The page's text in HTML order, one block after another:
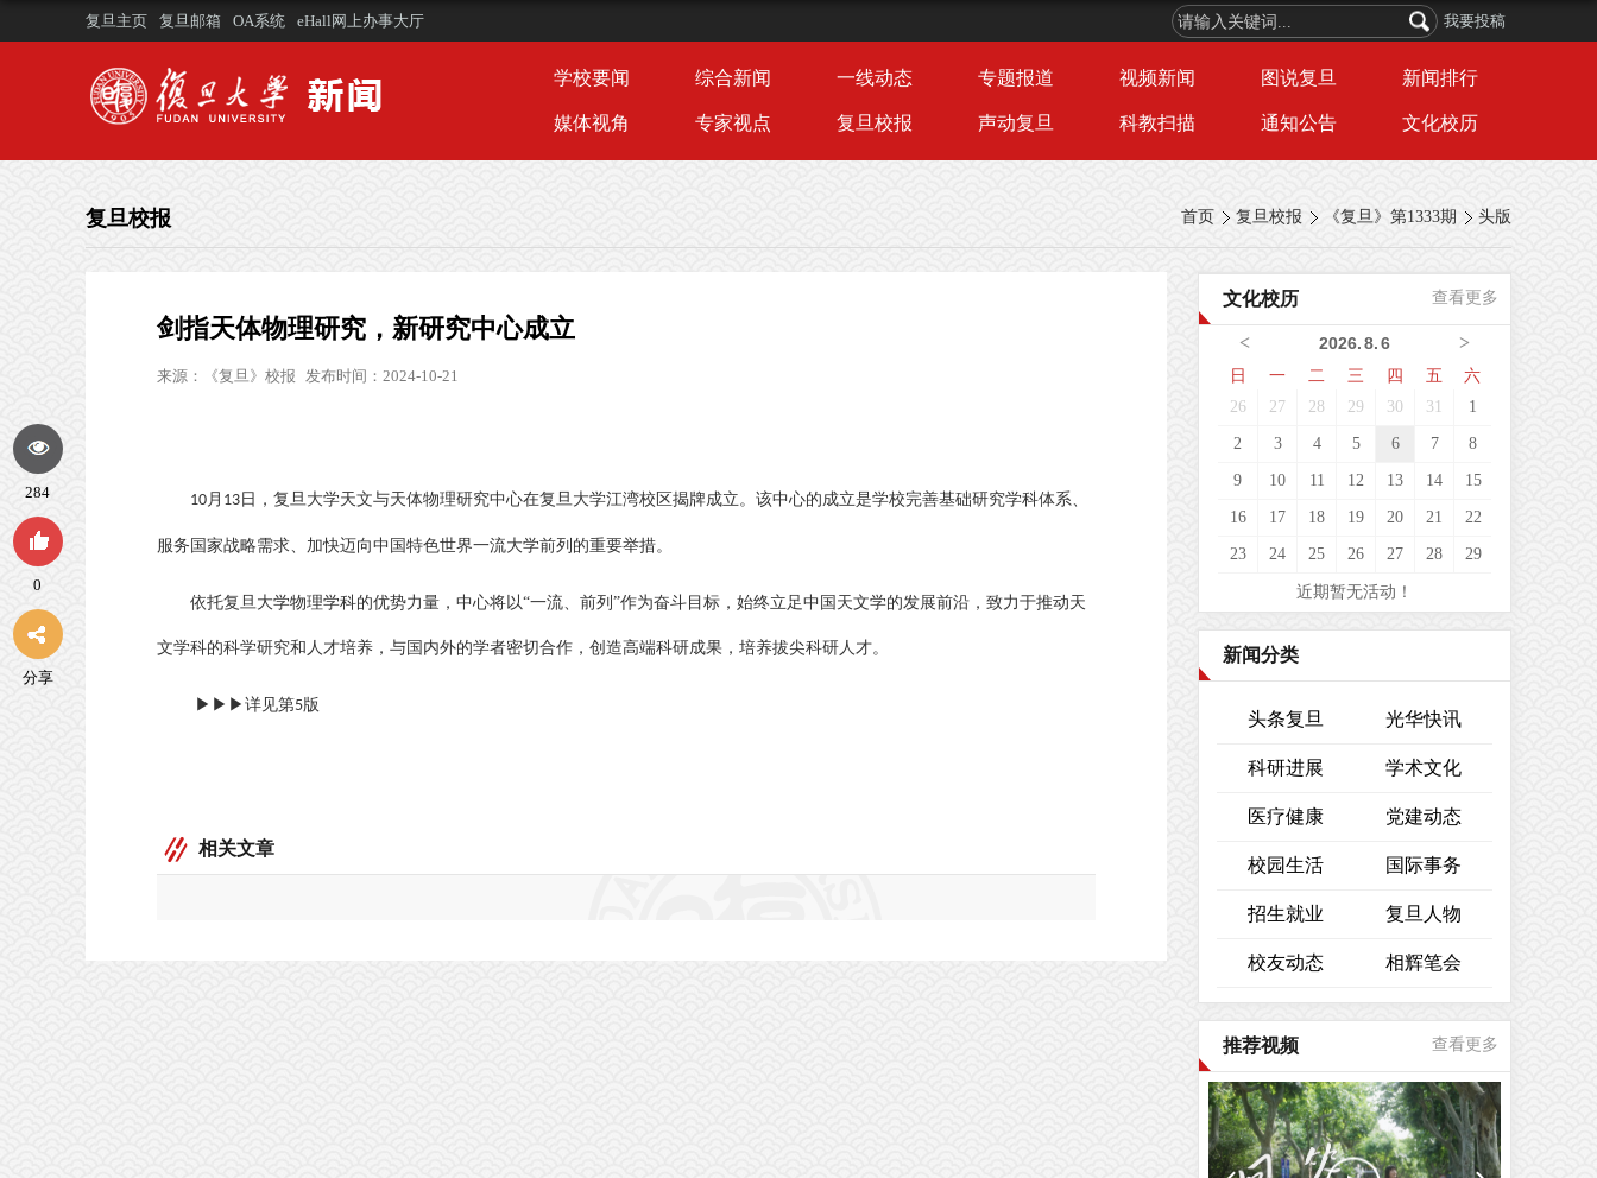
复旦主页 复旦邮箱 OA系统 eHall网上办事大厅 我要投稿
学校要闻 综合新闻 一线动态 专题报道 视频新闻 图说复旦 新闻排行
媒体视角 专家视点 复旦校报 声动复旦 科教扫描 通知公告 文化校历
首页 复旦校报 《复旦》第1333期 头版
复旦校报
剑指天体物理研究，新研究中心成立
来源： 《复旦》校报 发布时间：2024-10-21
10月 13 日，复旦大学天文与天体物理研究中心在复旦大学江湾校区揭牌成立。该中心的成立是学校完善基础研究学科体系、
服务国家战略需求、加快迈向中国特色世界一流大学前列的重要举措。
依托复旦大学物理学科的优势力量，中心将以“一流、前列”作为奋斗目标，始终立足中国天文学的发展前沿，致力于推动天
文学科的科学研究和人才培养，与国内外的学者密切合作，创造高端科研成果，培养拔尖科研人才。
▶▶▶详见第5版
相关文章
284
0
分享
文化校历 查看更多
< >
2026.8.6
日
一 二 三 四 五 六
26 27 28 29 30 31 1
2 3 4 5 6 7 8
9 10 11 12 13 14 15
16 17 18 19 20 21 22
23 24 25 26 27 28 29
近期暂无活动！
新闻分类
头条复旦 光华快讯
科研进展 学术文化
医疗健康 党建动态
校园生活 国际事务
招生就业 复旦人物
校友动态 相辉笔会
推荐视频 查看更多